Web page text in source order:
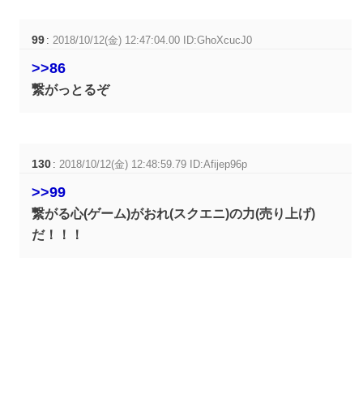
99 :2018/10/12(金) 12:47:04.00 ID:GhoXcucJ0
>>86
繋がっとるぞ
130 :2018/10/12(金) 12:48:59.79 ID:Afijep96p
>>99
繋がる心(ゲーム)がおれ(スクエニ)の力(売り上げ)
だ！！！